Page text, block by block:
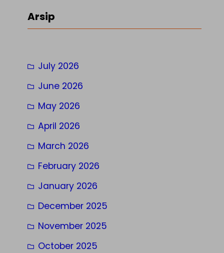
c
Arsip
July 2026
June 2026
May 2026
April 2026
March 2026
February 2026
January 2026
December 2025
November 2025
October 2025